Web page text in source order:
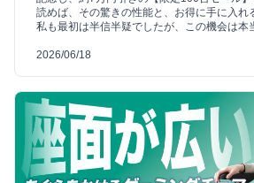
読めば、その驚きの性能と、お得に手に入れ
私も最初は半信半疑でしたが、この機会は本
2026/06/18